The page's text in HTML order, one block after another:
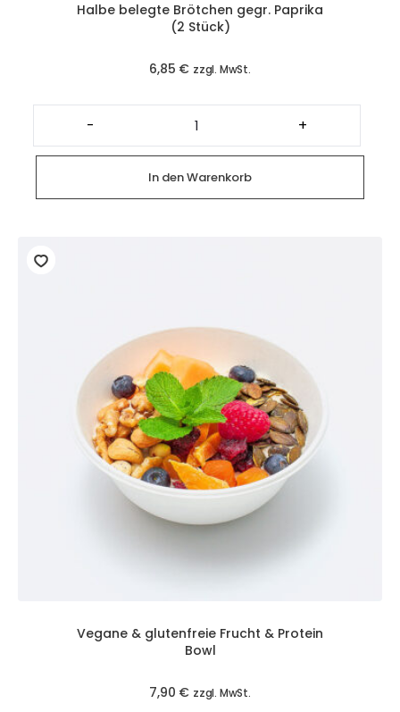
Halbe belegte Brötchen gegr. Paprika
(2 Stück)
6,85 € zzgl. MwSt.
-
Halbe
belegte
Brötchen
gegr.
Paprika
(2
Stück)
Menge
+
In den Warenkorb
Vegane & glutenfreie Frucht & Protein
Bowl
7,90 € zzgl. MwSt.